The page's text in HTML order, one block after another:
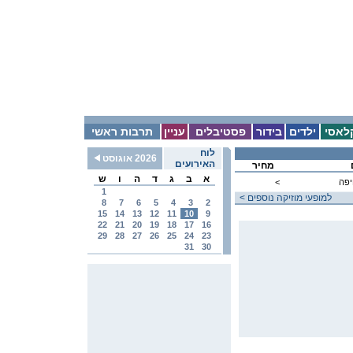
תרבות ראשי עניין פסטיבלים בידור ילדים
לוח
האירועים
2026 אוגוסט
א
ב ג ד ה ו ש
1
2
3
4
5
6
7
8
9
10
11
12
13
14
15
16
17
18
19
20
21
22
23
24
25
26
27
28
29
30
31
מחיר
<
< למופעי מוזיקה נוספים